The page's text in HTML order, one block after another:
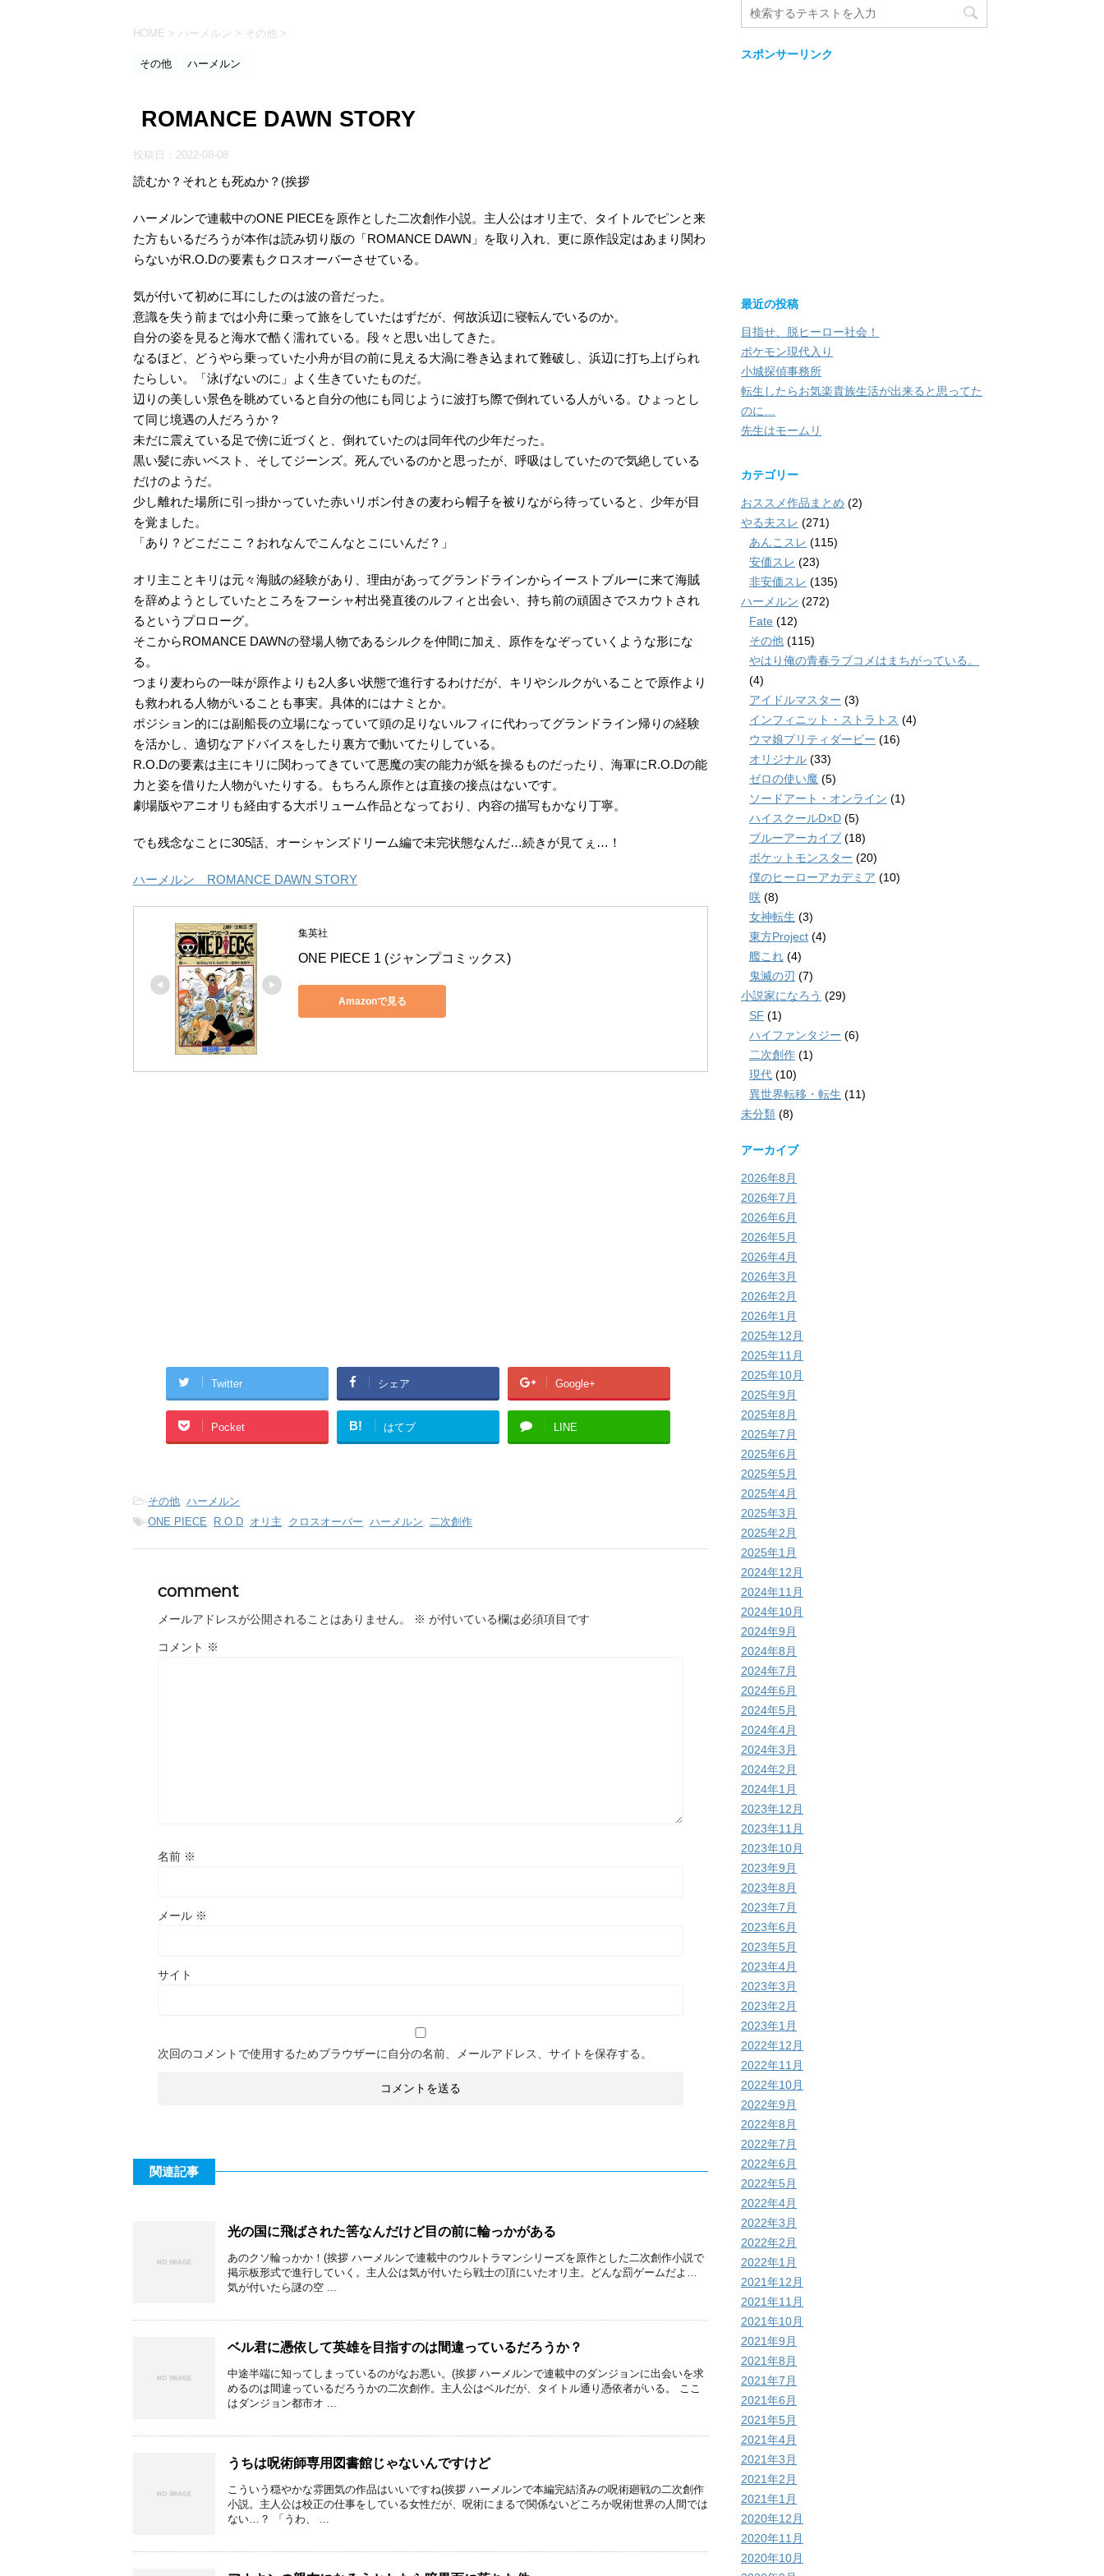
HOME > ハーメルン > その他 >
その他 ハーメルン
ROMANCE DAWN STORY
投稿日： 2022-08-08
読むか？それとも死ぬか？(挨拶
ハーメルンで連載中のONE PIECEを原作とした二次創作小説。主人公はオリ主で、タイトルでピンと来
た方もいるだろうが本作は読み切り版の「ROMANCE DAWN」を取り入れ、更に原作設定はあまり関わ
らないがR.O.Dの要素もクロスオーバーさせている。
気が付いて初めに耳にしたのは波の音だった。
意識を失う前までは小舟に乗って旅をしていたはずだが、何故浜辺に寝転んでいるのか。
自分の姿を見ると海水で酷く濡れている。段々と思い出してきた。
なるほど、どうやら乗っていた小舟が目の前に見える大渦に巻き込まれて難破し、浜辺に打ち上げられ
たらしい。「泳げないのに」よく生きていたものだ。
辺りの美しい景色を眺めていると自分の他にも同じように波打ち際で倒れている人がいる。ひょっとし
て同じ境遇の人だろうか？
未だに震えている足で傍に近づくと、倒れていたのは同年代の少年だった。
黒い髪に赤いベスト、そしてジーンズ。死んでいるのかと思ったが、呼吸はしていたので気絶している
だけのようだ。
少し離れた場所に引っ掛かっていた赤いリボン付きの麦わら帽子を被りながら待っていると、少年が目
を覚ました。
「あり？どこだここ？おれなんでこんなとこにいんだ？」
オリ主ことキリは元々海賊の経験があり、理由があってグランドラインからイーストブルーに来て海賊
を辞めようとしていたところをフーシャ村出発直後のルフィと出会い、持ち前の頑固さでスカウトされ
るというプロローグ。
そこからROMANCE DAWNの登場人物であるシルクを仲間に加え、原作をなぞっていくような形にな
る。
つまり麦わらの一味が原作よりも2人多い状態で進行するわけだが、キリやシルクがいることで原作より
も救われる人物がいることも事実。具体的にはナミとか。
ポジション的には副船長の立場になっていて頭の足りないルフィに代わってグランドライン帰りの経験
を活かし、適切なアドバイスをしたり裏方で動いてたりしている。
R.O.Dの要素は主にキリに関わってきていて悪魔の実の能力が紙を操るものだったり、海軍にR.O.Dの能
力と姿を借りた人物がいたりする。もちろん原作とは直接の接点はないです。
劇場版やアニオリも経由する大ボリューム作品となっており、内容の描写もかなり丁寧。
でも残念なことに305話、オーシャンズドリーム編で未完状態なんだ…続きが見てぇ…！
ハーメルン ROMANCE DAWN STORY
集英社
ONE PIECE 1 (ジャンプコミックス)
Amazonで見る
Twitter シェア Google+
Pocket B! はてブ LINE
-その他, ハーメルン
-ONE PIECE, R.O.D, オリ主, クロスオーバー, ハーメルン, 二次創作
comment
メールアドレスが公開されることはありません。 ※ が付いている欄は必須項目です
コメント ※
名前 ※
メール ※
サイト
次回のコメントで使用するためブラウザーに自分の名前、メールアドレス、サイトを保存する。
関連記事
光の国に飛ばされた筈なんだけど目の前に輪っかがある
あのクソ輪っかか！(挨拶 ハーメルンで連載中のウルトラマンシリーズを原作とした二次創作小説で
掲示板形式で進行していく。主人公は気が付いたら戦士の頂にいたオリ主。どんな罰ゲームだよ…
気が付いたら謎の空 ...
ベル君に憑依して英雄を目指すのは間違っているだろうか？
中途半端に知ってしまっているのがなお悪い。(挨拶 ハーメルンで連載中のダンジョンに出会いを求
めるのは間違っているだろうかの二次創作。主人公はベルだが、タイトル通り憑依者がいる。 ここ
はダンジョン都市オ ...
うちは呪術師専用図書館じゃないんですけど
こういう穏やかな雰囲気の作品はいいですね(挨拶 ハーメルンで本編完結済みの呪術廻戦の二次創作
小説。主人公は校正の仕事をしている女性だが、呪術にまるで関係ないどころか呪術世界の人間では
ない…？ 「うわ、 ...
スポンサーリンク
最近の投稿
目指せ、脱ヒーロー社会！
ポケモン現代入り
小城探偵事務所
転生したらお気楽貴族生活が出来ると思ってた
のに…
先生はモームリ
カテゴリー
おススメ作品まとめ (2)
やる夫スレ (271)
あんこスレ (115)
安価スレ (23)
非安価スレ (135)
ハーメルン (272)
Fate (12)
その他 (115)
やはり俺の青春ラブコメはまちがっている。
(4)
アイドルマスター (3)
インフィニット・ストラトス (4)
ウマ娘プリティダービー (16)
オリジナル (33)
ゼロの使い魔 (5)
ソードアート・オンライン (1)
ハイスクールD×D (5)
ブルーアーカイブ (18)
ポケットモンスター (20)
僕のヒーローアカデミア (10)
咲 (8)
女神転生 (3)
東方Project (4)
艦これ (4)
鬼滅の刃 (7)
小説家になろう (29)
SF (1)
ハイファンタジー (6)
二次創作 (1)
現代 (10)
異世界転移・転生 (11)
未分類 (8)
アーカイブ
2026年8月
2026年7月
2026年6月
2026年5月
2026年4月
2026年3月
2026年2月
2026年1月
2025年12月
2025年11月
2025年10月
2025年9月
2025年8月
2025年7月
2025年6月
2025年5月
2025年4月
2025年3月
2025年2月
2025年1月
2024年12月
2024年11月
2024年10月
2024年9月
2024年8月
2024年7月
2024年6月
2024年5月
2024年4月
2024年3月
2024年2月
2024年1月
2023年12月
2023年11月
2023年10月
2023年9月
2023年8月
2023年7月
2023年6月
2023年5月
2023年4月
2023年3月
2023年2月
2023年1月
2022年12月
2022年11月
2022年10月
2022年9月
2022年8月
2022年7月
2022年6月
2022年5月
2022年4月
2022年3月
2022年2月
2022年1月
2021年12月
2021年11月
2021年10月
2021年9月
2021年8月
2021年7月
2021年6月
2021年5月
2021年4月
2021年3月
2021年2月
2021年1月
2020年12月
2020年11月
2020年10月